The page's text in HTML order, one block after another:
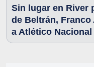
Sin lugar en River
de Beltrán,
a Atlético Nacional